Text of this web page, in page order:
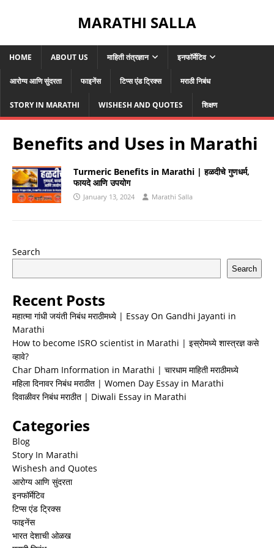
MARATHI SALLA
HOME ABOUT US माहिती तंत्रज्ञान इनफॉर्मेटिव
आरोग्य आणि सुंदरता फाइनेंस टिप्स एंड ट्रिक्स मराठी निबंध
STORY IN MARATHI WISHESH AND QUOTES शिक्षण
Benefits and Uses in Marathi
Turmeric Benefits in Marathi | हळदीचे गुणधर्म,
फायदे आणि उपयोग
January 13, 2024 Marathi Salla
Search
Search
Recent Posts
महात्मा गांधी जयंती निबंध मराठीमध्ये | Essay On Gandhi Jayanti in
Marathi
How to become ISRO scientist in Marathi | इस्रोमध्ये शास्त्रज्ञ कसे
व्हावे?
Char Dham Information in Marathi | चारधाम माहिती मराठीमध्ये
महिला दिनावर निबंध मराठीत | Women Day Essay in Marathi
दिवाळीवर निबंध मराठीत | Diwali Essay in Marathi
Categories
Blog
Story In Marathi
Wishesh and Quotes
आरोग्य आणि सुंदरता
इनफॉर्मेटिव
टिप्स एंड ट्रिक्स
फाइनेंस
भारत देशाची ओळख